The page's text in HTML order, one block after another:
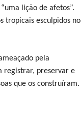
lição de afetos”.
tropicais esculpidos no
pela
registrar, preservar e
que os construíram.